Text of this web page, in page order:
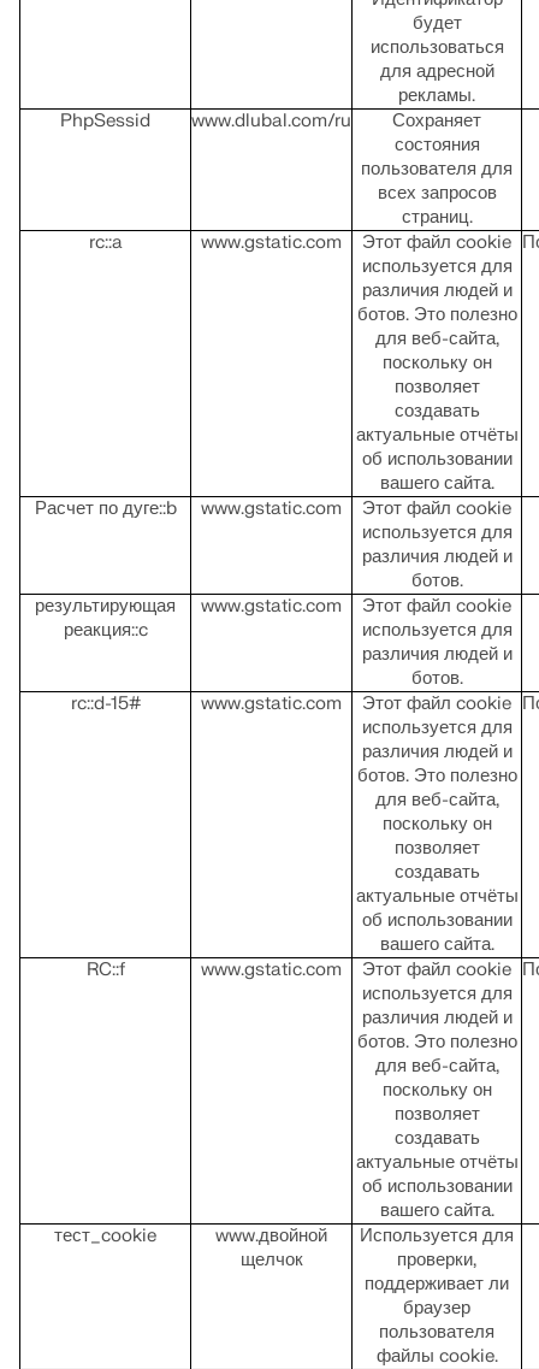
будет
использоваться
для адресной
рекламы.
PhpSessid
www.dlubal.com/ru
Сохраняет
состояния
пользователя для
всех запросов
страниц.
rc::a
www.gstatic.com
Этот файл cookie
используется для
различия людей и
ботов. Это полезно
для веб-сайта,
поскольку он
позволяет
создавать
актуальные отчёты
об использовании
вашего сайта.
Расчет по дуге::b www.gstatic.com
Этот файл cookie
используется для
различия людей и
ботов.
результирующая
реакция::c
www.gstatic.com
Этот файл cookie
используется для
различия людей и
ботов.
rc::d-15#
www.gstatic.com
Этот файл cookie
используется для
различия людей и
ботов. Это полезно
для веб-сайта,
поскольку он
позволяет
создавать
актуальные отчёты
об использовании
вашего сайта.
RC::f www.gstatic.com
Этот файл cookie
используется для
различия людей и
ботов. Это полезно
для веб-сайта,
поскольку он
позволяет
создавать
актуальные отчёты
об использовании
вашего сайта.
тест_cookie
www.двойной
щелчок
Используется для
проверки,
поддерживает ли
браузер
пользователя
файлы cookie.